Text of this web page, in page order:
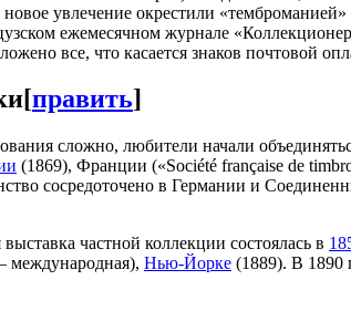
увлечение окрестили
ежемесячном журнале
все, что касается знаков почтовой
[править]
сложно, любители начали
(1869), Франции («Société française de
сосредоточено в Германии и
частной коллекции состоялась в
международная), Нью-Йорке (1889). В 1890